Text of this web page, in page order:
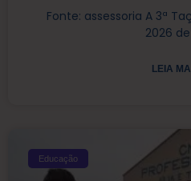
Fonte: assessoria A 3ª
2026
LEIA
Educação